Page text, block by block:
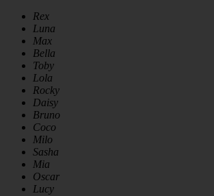
Rex
Luna
Max
Bella
Toby
Lola
Rocky
Daisy
Bruno
Coco
Milo
Sasha
Mia
Oscar
Lucy